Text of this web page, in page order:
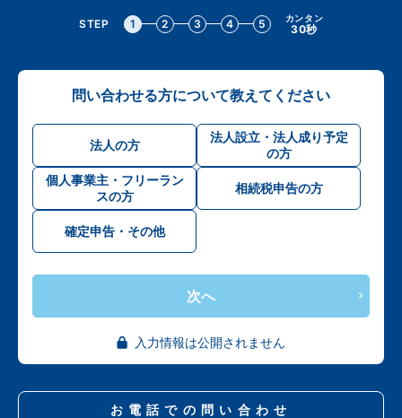
STEP 1 2 3 4 5 カンタン
30秒
問い合わせる方について教えてください
法人の方
法人設立・法人成り予定
の方
個人事業主・フリーラン
スの方
相続税申告の方
確定申告・その他
次へ
入力情報は公開されません
お電話での問い合わせ